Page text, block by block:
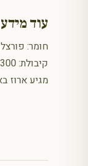
עוד מידע
חומר:
קיבולת: 300 מ”ל (כל מאג)
מגיע ארוז